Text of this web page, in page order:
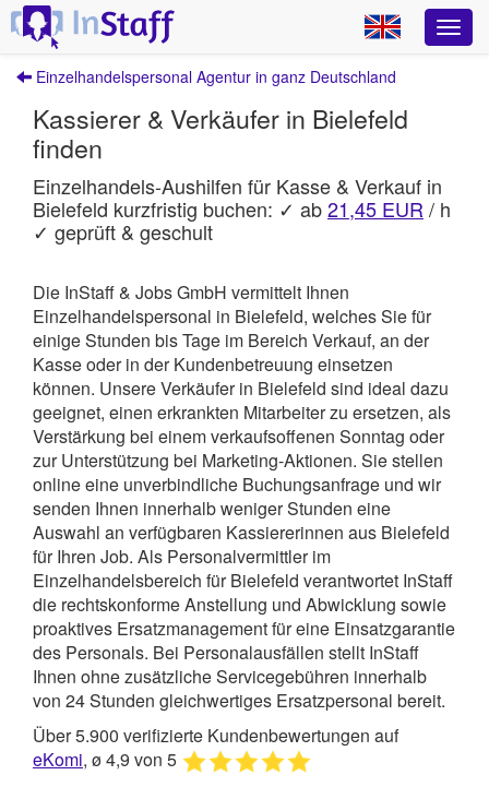
Einzelhandelspersonal Agentur in ganz Deutschland
Kassierer & Verkäufer in Bielefeld
finden
Einzelhandels-Aushilfen für Kasse & Verkauf in
Bielefeld kurzfristig buchen: ✓ ab21,45 EUR / h
✓ geprüft & geschult
Die InStaff & Jobs GmbH vermittelt Ihnen
Einzelhandelspersonal in Bielefeld, welches Sie für
einige Stunden bis Tage im Bereich Verkauf, an der
Kasse oder in der Kundenbetreuung einsetzen
können. Unsere Verkäufer in Bielefeld sind ideal dazu
geeignet, einen erkrankten Mitarbeiter zu ersetzen, als
Verstärkung bei einem verkaufsoffenen Sonntag oder
zur Unterstützung bei Marketing-Aktionen. Sie stellen
online eine unverbindliche Buchungsanfrage und wir
senden Ihnen innerhalb weniger Stunden eine
Auswahl an verfügbaren Kassiererinnen aus Bielefeld
für Ihren Job. Als Personalvermittler im
Einzelhandelsbereich für Bielefeld verantwortet InStaff
die rechtskonforme Anstellung und Abwicklung sowie
proaktives Ersatzmanagement für eine Einsatzgarantie
des Personals. Bei Personalausfällen stellt InStaff
Ihnen ohne zusätzliche Servicegebühren innerhalb
von 24 Stunden gleichwertiges Ersatzpersonal bereit.
Über 5.900 verifizierte Kundenbewertungen auf
eKomi, ø 4,9 von 5